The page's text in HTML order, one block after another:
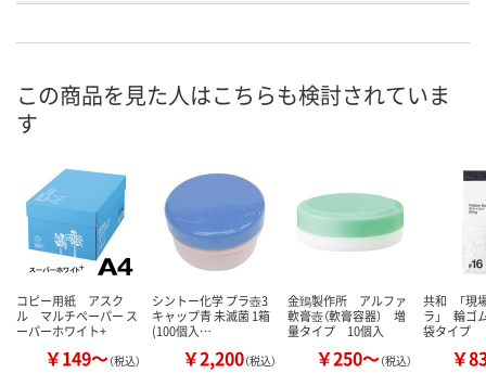
8月8日（土）
カゴへ カ
この商品を見た人はこちらも検討されていま
す
コピー用紙 アスク
ル マルチペーパー ス
ーパーホワイト+
￥149～（税込）
シントー化学 プラ壺3
キャップ青 未滅菌 1箱
(100個入…
￥2,200（税込）
金鵄製作所 アルファ
軟膏壺（軟膏容器） 増
量タイプ 10個入
￥250～（税込）
共和 「現
ラ」 輪ゴ
袋タイプ
￥